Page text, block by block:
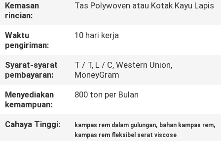
HUBUNGI
KAMI
PERMINTAAN
SITEMAP
Kemasan
rincian:
Tas Polywoven atau Kotak Kayu Lapis
Waktu
pengiriman:
10 hari kerja
Syarat-syarat
pembayaran:
T / T, L / C, Western Union,
MoneyGram
Menyediakan
kemampuan:
800 ton per Bulan
Cahaya Tinggi: kampas rem dalam gulungan, bahan kampas rem,
kampas rem fleksibel serat viscose